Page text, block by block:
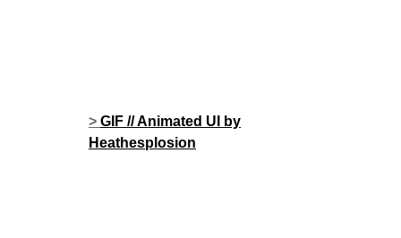
> GIF // Animated UI by
Heathesplosion